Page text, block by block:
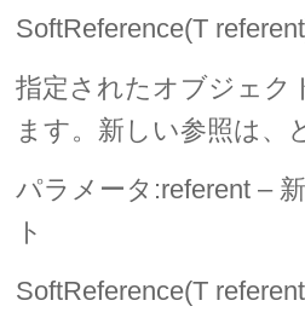
SoftReference​(T
指定されたオブジェク
ます。新しい参照は、
パラメータ:referent –
ト
SoftReference​(T